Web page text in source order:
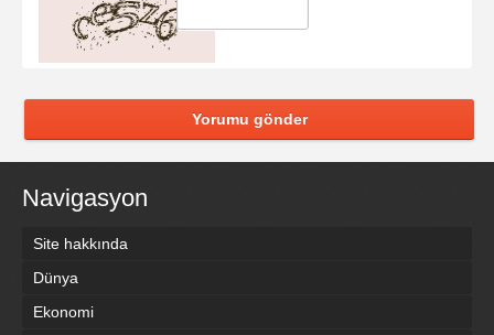
Yorumu gönder
Navigasyon
Site hakkında
Dünya
Ekonomi